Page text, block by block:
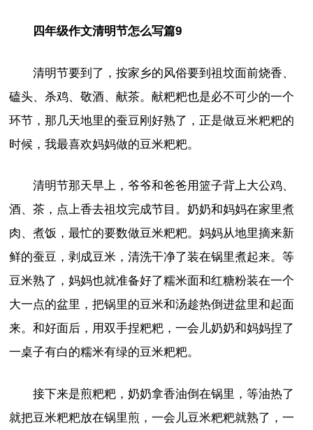
四年级作文清明节怎么写篇9
清明节要到了，按家乡的风俗要到祖坟面前烧香、
磕头、杀鸡、敬酒、献茶。献粑粑也是必不可少的一个
环节，那几天地里的蚕豆刚好熟了，正是做豆米粑粑的
时候，我最喜欢妈妈做的豆米粑粑。
清明节那天早上，爷爷和爸爸用篮子背上大公鸡、
酒、茶，点上香去祖坟完成节目。奶奶和妈妈在家里煮
肉、煮饭，最忙的要数做豆米粑粑。妈妈从地里摘来新
鲜的蚕豆，剥成豆米，清洗干净了装在锅里煮起来。等
豆米熟了，妈妈也就准备好了糯米面和红糖粉装在一个
大一点的盆里，把锅里的豆米和汤趁热倒进盆里和起面
来。和好面后，用双手捏粑粑，一会儿奶奶和妈妈捏了
一桌子有白的糯米有绿的豆米粑粑。
接下来是煎粑粑，奶奶拿香油倒在锅里，等油热了
就把豆米粑粑放在锅里煎，一会儿豆米粑粑就熟了，一